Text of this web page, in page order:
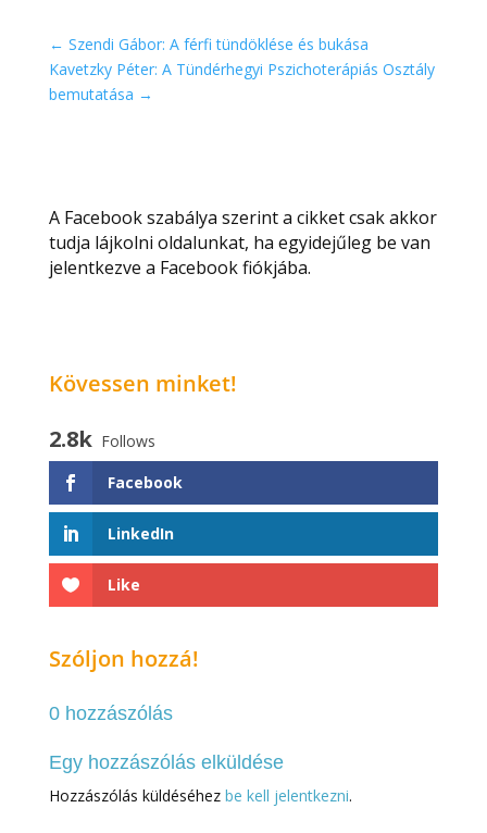
← Szendi Gábor: A férfi tündöklése és bukása
Kavetzky Péter: A Tündérhegyi Pszichoterápiás Osztály
bemutatása →
A Facebook szabálya szerint a cikket csak akkor
tudja lájkolni oldalunkat, ha egyidejűleg be van
jelentkezve a Facebook fiókjába.
Kövessen minket!
2.8k Follows
Facebook
LinkedIn
Like
Szóljon hozzá!
0 hozzászólás
Egy hozzászólás elküldése
Hozzászólás küldéséhez be kell jelentkezni.